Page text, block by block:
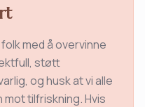
med å overvinne
støtt
og husk at vi alle
tilfriskning. Hvis